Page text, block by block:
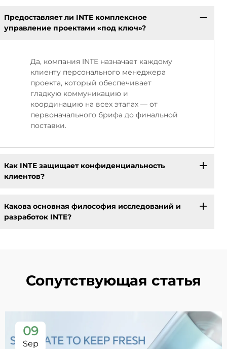
Предоставляет ли INTE комплексное
управление проектами «под ключ»?
Да, компания INTE назначает каждому
клиенту персонального менеджера
проекта, который обеспечивает
гладкую коммуникацию и
координацию на всех этапах — от
первоначального брифа до финальной
поставки.
Как INTE защищает конфиденциальность
клиентов?
Какова основная философия исследований и
разработок INTE?
Сопутствующая статья
09
Sep